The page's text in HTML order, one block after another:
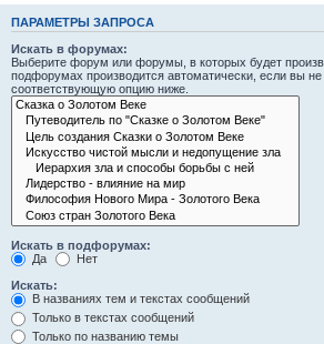
ПАРАМЕТРЫ ЗАПРОСА
Искать в форумах:
Выберите форум или форумы, в которых будет
подфорумах производится автоматически, если вы
соответствующую опцию ниже.
Искать в подфорумах:
Да
Нет
Искать:
В названиях тем и текстах сообщений
Только в текстах сообщений
Только по названию темы